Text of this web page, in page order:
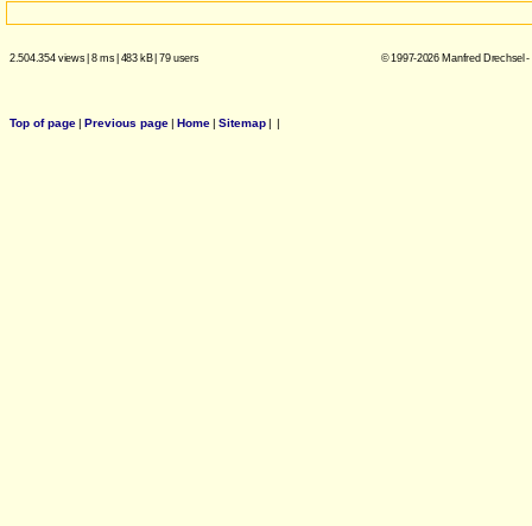
2.504.354 views| 8 ms| 483 kB| 79 users © 1997-2026 Manfred Drechsel
Top of page| Previous page| Home| Sitemap| |